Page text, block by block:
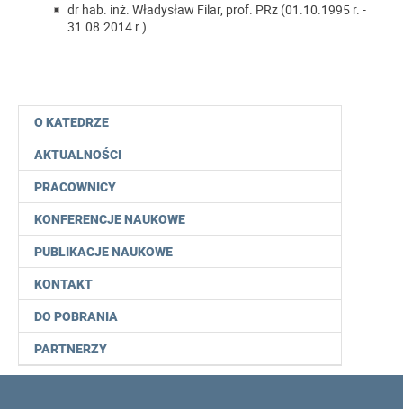
O KATEDRZE
AKTUALNOŚCI
PRACOWNICY
KONFERENCJE NAUKOWE
PUBLIKACJE NAUKOWE
KONTAKT
DO POBRANIA
PARTNERZY
dr hab. inż. Władysław Filar, prof. PRz (01.10.1995 r. -
31.08.2014 r.)